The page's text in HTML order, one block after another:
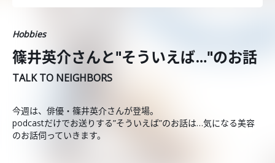
Hobbies
篠井英介さんと"そういえば…"のお話
TALK TO NEIGHBORS
今週は、俳優・篠井英介さんが登場。
podcastだけでお送りする”そういえば”のお話は…気になる美容
のお話伺っていきます。